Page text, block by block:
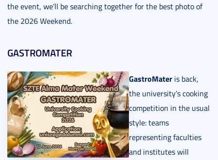
the event, we’ll be searching together for the best photo of
the 2026 Weekend.
GASTROMATER
GastroMater is back,
the university’s cooking
competition in the usual
style: teams
representing faculties
and institutes will